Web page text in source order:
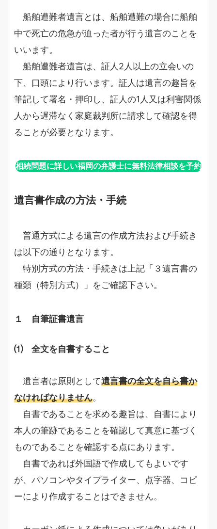
船舶遭難者遺言とは、船舶遭難の場合に船舶
中で死亡の危急が迫った者が行う遺言のことを
いいます。
船舶遭難者遺言は、証人2人以上の立会いの
下、口頭により行います。証人は遺言の趣旨を
筆記して署名・押印し、証人の1人又は利害関係
人から遅滞なく家庭裁判所に請求して確認を得
ることが必要となります。
相続問題に詳しい福岡の弁護士に無料法律相談を予約
遺言書作成の方法・手続
普通方式による遺言の作成方法および手続き
は以下の通りとなります。
特別方式の方法・手続きは上記「３遺言書の
種類（特別方式）」をご確認下さい。
１ 自筆証書遺言
⑴ 全文を自書すること
遺言者は原則として遺言書の全文を自ら書か
なければなりません。
自書であることを求める趣旨は、自書により
本人の筆跡であることを確認して真意に基づく
ものであることを確認する点にあります。
自書であれば外国語で作成してもよいです
が、パソコンやタイプライター、点字器、コピ
ーにより作成することはできません。